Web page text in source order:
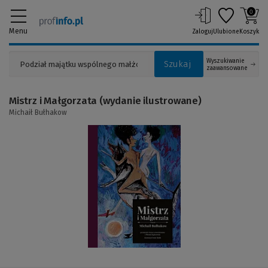
Menu
Szukaj
Wyszukiwanie
zaawansowane
ZalogujUlubione
0
Koszyk
(Link
do
Mistrz i Małgorzata (wydanie ilustrowane)
Michaił Bułhakow